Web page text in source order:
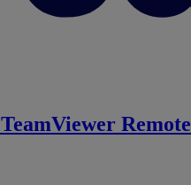
TeamViewer Remote